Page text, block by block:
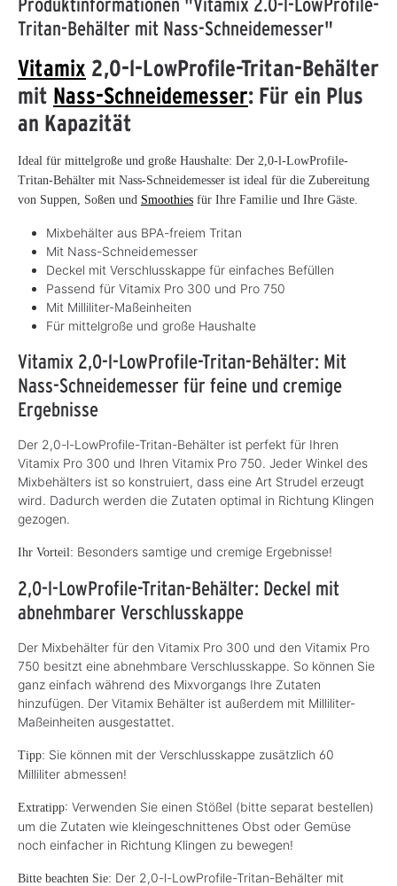
Tritan-Behälter mit Nass-Schneidemesser"
Vitamix 2,0-l-LowProfile-Tritan-Behälter
mit Nass-Schneidemesser: Für ein Plus
an Kapazität
Ideal für mittelgroße und große Haushalte: Der 2,0-l-LowProfile-
Tritan-Behälter mit Nass-Schneidemesser ist ideal für die Zubereitung
von Suppen, Soßen und Smoothies für Ihre Familie und Ihre Gäste.
Mixbehälter aus BPA-freiem Tritan
Mit Nass-Schneidemesser
Deckel mit Verschlusskappe für einfaches Befüllen
Passend für Vitamix Pro 300 und Pro 750
Mit Milliliter-Maßeinheiten
Für mittelgroße und große Haushalte
Vitamix 2,0-l-LowProfile-Tritan-Behälter: Mit
Nass-Schneidemesser für feine und cremige
Ergebnisse
Der 2,0-l-LowProfile-Tritan-Behälter ist perfekt für Ihren
Vitamix Pro 300 und Ihren Vitamix Pro 750. Jeder Winkel des
Mixbehälters ist so konstruiert, dass eine Art Strudel erzeugt
wird. Dadurch werden die Zutaten optimal in Richtung Klingen
gezogen.
Ihr Vorteil: Besonders samtige und cremige Ergebnisse!
2,0-l-LowProfile-Tritan-Behälter: Deckel mit
abnehmbarer Verschlusskappe
Der Mixbehälter für den Vitamix Pro 300 und den Vitamix Pro
750 besitzt eine abnehmbare Verschlusskappe. So können Sie
ganz einfach während des Mixvorgangs Ihre Zutaten
hinzufügen. Der Vitamix Behälter ist außerdem mit Milliliter-
Maßeinheiten ausgestattet.
Tipp: Sie können mit der Verschlusskappe zusätzlich 60
Milliliter abmessen!
Extratipp: Verwenden Sie einen Stößel (bitte separat bestellen)
um die Zutaten wie kleingeschnittenes Obst oder Gemüse
noch einfacher in Richtung Klingen zu bewegen!
Bitte beachten Sie: Der 2,0-l-LowProfile-Tritan-Behälter mit